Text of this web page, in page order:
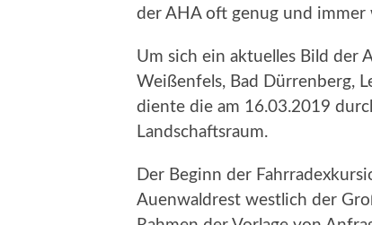
der AHA oft genug und immer
Um sich ein aktuelles Bild der
Weißenfels, Bad Dürrenberg,
diente die am 16.03.2019
Landschaftsraum.
Der Beginn der
Auenwaldrest westlich der